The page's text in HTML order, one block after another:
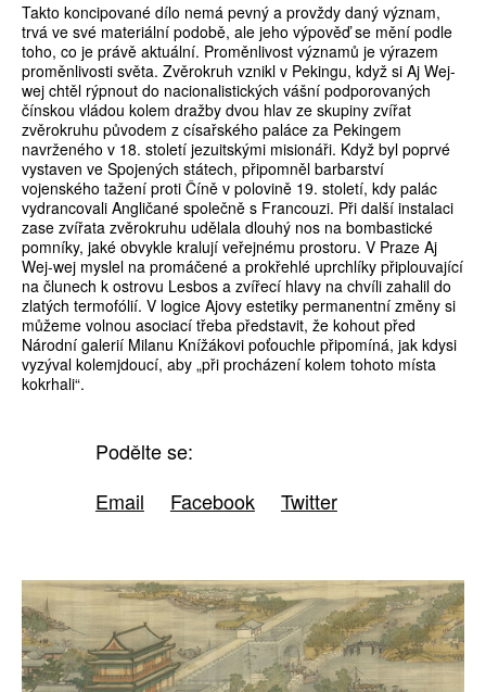
Takto koncipované dílo nemá pevný a provždy daný význam,
trvá ve své materiální podobě, ale jeho výpověď se mění podle
toho, co je právě aktuální. Proměnlivost významů je výrazem
proměnlivosti světa. Zvěrokruh vznikl v Pekingu, když si Aj Wej-
wej chtěl rýpnout do nacionalistických vášní podporovaných
čínskou vládou kolem dražby dvou hlav ze skupiny zvířat
zvěrokruhu původem z císařského paláce za Pekingem
navrženého v 18. století jezuitskými misionáři. Když byl poprvé
vystaven ve Spojených státech, připomněl barbarství
vojenského tažení proti Číně v polovině 19. století, kdy palác
vydrancovali Angličané společně s Francouzi. Při další instalaci
zase zvířata zvěrokruhu udělala dlouhý nos na bombastické
pomníky, jaké obvykle kralují veřejnému prostoru. V Praze Aj
Wej-wej myslel na promáčené a prokřehlé uprchlíky připlouvající
na člunech k ostrovu Lesbos a zvířecí hlavy na chvíli zahalil do
zlatých termofólií. V logice Ajovy estetiky permanentní změny si
můžeme volnou asociací třeba představit, že kohout před
Národní galerií Milanu Knížákovi poťouchle připomíná, jak kdysi
vyzýval kolemjdoucí, aby „při procházení kolem tohoto místa
kokrhali“.
Podělte se:
Email
Facebook Twitter